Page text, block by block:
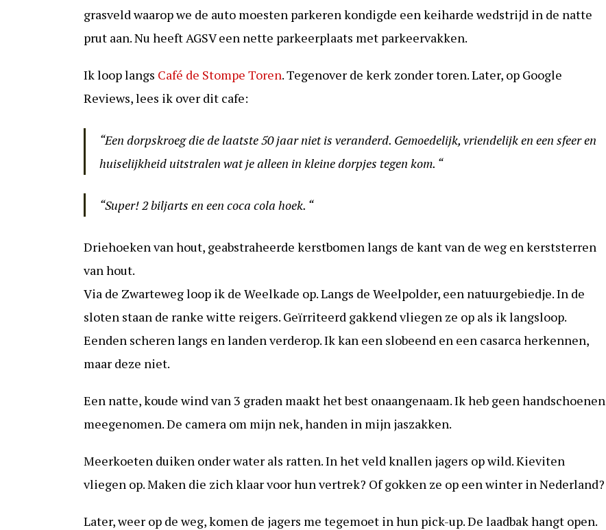
grasveld waarop we de auto moesten parkeren kondigde een keiharde wedstrijd in de natte
prut aan. Nu heeft AGSV een nette parkeerplaats met parkeervakken.
Ik loop langs Café de Stompe Toren. Tegenover de kerk zonder toren. Later, op Google
Reviews, lees ik over dit cafe:
“Een dorpskroeg die de laatste 50 jaar niet is veranderd. Gemoedelijk, vriendelijk en een sfeer en
huiselijkheid uitstralen wat je alleen in kleine dorpjes tegen kom. “
“Super! 2 biljarts en een coca cola hoek. “
Driehoeken van hout, geabstraheerde kerstbomen langs de kant van de weg en kerststerren
van hout.
Via de Zwarteweg loop ik de Weelkade op. Langs de Weelpolder, een natuurgebiedje. In de
sloten staan de ranke witte reigers. Geïrriteerd gakkend vliegen ze op als ik langsloop.
Eenden scheren langs en landen verderop. Ik kan een slobeend en een casarca herkennen,
maar deze niet.
Een natte, koude wind van 3 graden maakt het best onaangenaam. Ik heb geen handschoenen
meegenomen. De camera om mijn nek, handen in mijn jaszakken.
Meerkoeten duiken onder water als ratten. In het veld knallen jagers op wild. Kieviten
vliegen op. Maken die zich klaar voor hun vertrek? Of gokken ze op een winter in Nederland?
Later, weer op de weg, komen de jagers me tegemoet in hun pick-up. De laadbak hangt open.